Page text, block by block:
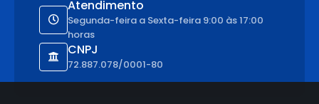
Atendimento
Segunda-feira a Sexta-feira 9:00 às 17:00
horas
CNPJ
72.887.078/0001-80